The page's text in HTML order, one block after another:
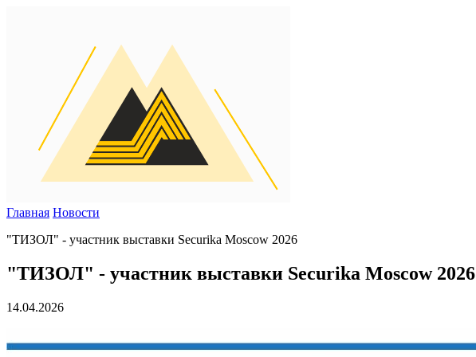
Главная Новости
"ТИЗОЛ" - участник выставки Securika Moscow 2026
"ТИЗОЛ" - участник выставки Securika Moscow 2026
14.04.2026